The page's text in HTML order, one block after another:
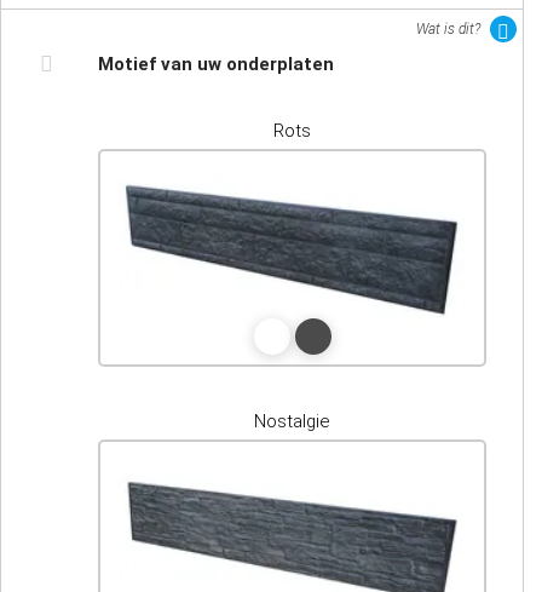
Wat is dit?
Motief van uw onderplaten
Rots
Nostalgie